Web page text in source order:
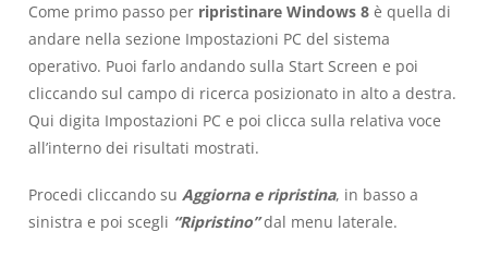
Come primo passo per ripristinare Windows 8 è quella di
andare nella sezione Impostazioni PC del sistema
operativo. Puoi farlo andando sulla Start Screen e poi
cliccando sul campo di ricerca posizionato in alto a destra.
Qui digita Impostazioni PC e poi clicca sulla relativa voce
all’interno dei risultati mostrati.
Procedi cliccando su Aggiorna e ripristina, in basso a
sinistra e poi scegli “Ripristino”dal menu laterale.